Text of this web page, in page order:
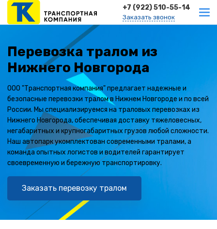
+7 (922) 510-55-14
Заказать звонок
Перевозка тралом из
Нижнего Новгорода
ООО "Транспортная компания" предлагает надежные и
безопасные перевозки тралом в Нижнем Новгороде и по всей
России. Мы специализируемся на траловых перевозках из
Нижнего Новгорода, обеспечивая доставку тяжеловесных,
негабаритных и крупногабаритных грузов любой сложности.
Наш автопарк укомплектован современными тралами, а
команда опытных логистов и водителей гарантирует
своевременную и бережную транспортировку.
Заказать перевозку тралом